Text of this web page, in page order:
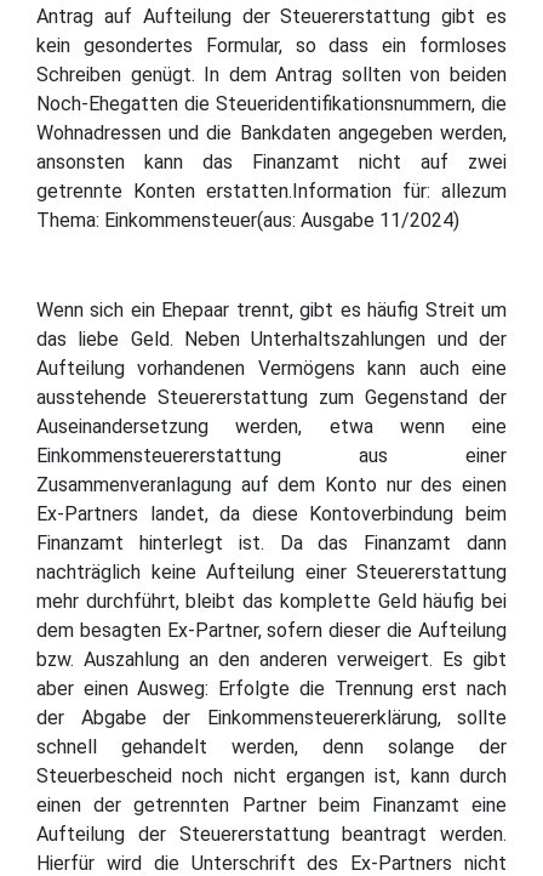
Antrag auf Aufteilung der Steuererstattung gibt es
kein gesondertes Formular, so dass ein formloses
Schreiben genügt. In dem Antrag sollten von beiden
Noch-Ehegatten die Steueridentifikationsnummern, die
Wohnadressen und die Bankdaten angegeben werden,
ansonsten kann das Finanzamt nicht auf zwei
getrennte Konten erstatten.Information für: allezum
Thema: Einkommensteuer(aus: Ausgabe 11/2024)
Wenn sich ein Ehepaar trennt, gibt es häufig Streit um
das liebe Geld. Neben Unterhaltszahlungen und der
Aufteilung vorhandenen Vermögens kann auch eine
ausstehende Steuererstattung zum Gegenstand der
Auseinandersetzung werden, etwa wenn eine
Einkommensteuererstattung aus einer
Zusammenveranlagung auf dem Konto nur des einen
Ex-Partners landet, da diese Kontoverbindung beim
Finanzamt hinterlegt ist. Da das Finanzamt dann
nachträglich keine Aufteilung einer Steuererstattung
mehr durchführt, bleibt das komplette Geld häufig bei
dem besagten Ex-Partner, sofern dieser die Aufteilung
bzw. Auszahlung an den anderen verweigert. Es gibt
aber einen Ausweg: Erfolgte die Trennung erst nach
der Abgabe der Einkommensteuererklärung, sollte
schnell gehandelt werden, denn solange der
Steuerbescheid noch nicht ergangen ist, kann durch
einen der getrennten Partner beim Finanzamt eine
Aufteilung der Steuererstattung beantragt werden.
Hierfür wird die Unterschrift des Ex-Partners nicht